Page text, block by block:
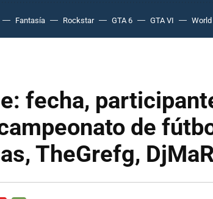
Fantasía Rockstar GTA 6 GTA VI
fecha,
de
TheGrefg,